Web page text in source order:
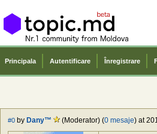
Principala Autentificare Înregistrare
#0 by Dany™ (Moderator) (0 mesaje) at